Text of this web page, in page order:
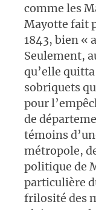
comme les
Mayotte fait
1843, bien «
Seulement,
qu’elle
sobriquets
pour
de
témoins
métropole,
politique de
particulière
frilosité des